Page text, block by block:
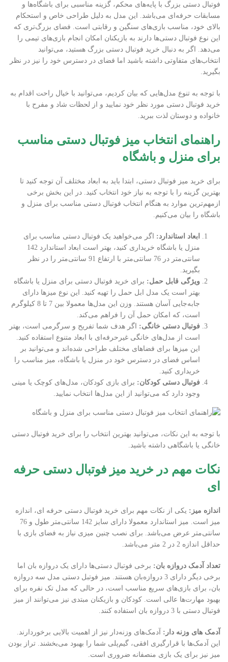
فوتبال دستی بزرگ با پایه‌های محکم، گزینه مناسبی برای باشگاه‌ها و
مسابقات حرفه‌ای می‌باشد. این مدل به دلیل طراحی خاص و استحکام
بالای خود، مناسب بازی‌های سنگین و رقابتی است. فضای بزرگ‌تری که
این نوع فوتبال دستی‌ها دارند به بازیکنان امکان انجام بازی‌های تیمی را
می‌دهد. اگر به دنبال خرید فوتبال دستی بزرگ هستید، می‌توانید
انتخاب‌های متفاوتی داشته باشید اما فضای در دسترس خود را نیز در نظر
بگیرید.
با توجه به تنوع مدل‌هایی که بیان کردیم، می‌توانید با خیال راحت اقدام به
خرید فوتبال دستی مورد نظر خود نمایید و از لحظات شاد و مفرح با
خانواده و دوستان لذت ببرید.
راهنمای انتخاب میز فوتبال دستی مناسب
برای منزل و باشگاه
برای خرید میز فوتبال دستی، ابتدا باید به ابعاد مختلف آن توجه کنید تا
بهترین گزینه را با توجه به نیاز خود انتخاب کنید. در این بخش برخی
ازمهم‌ترین موارد به هنگام انتخاب فوتبال دستی مناسب برای منزل و
باشگاه را بیان می‌کنیم.
ابعاد استاندارد: اگر می‌خواهید یک فوتبال دستی مناسب برای
منزل یا باشگاه خریداری کنید، بهتر است ابعاد استاندارد 142
سانتی‌متر در 76 سانتی‌متر با ارتفاع 91 سانتی‌متر را در نظر
بگیرید.
ویژگی قابل حمل: برای خرید فوتبال دستی برای منزل یا باشگاه
بهتر است یک مدل ابل حمل را تهیه کنید. این نوع میزها دارای
جابه‌جایی آسان هستند. وزن این مدل‌ها معمولا بین 7 تا 8 کیلوگرم
است، که امکان حمل آن را فراهم می‌کند.
فوتبال دستی خانگی: اگر هدف شما تفریح و سرگرمی است، بهتر
است از مدل‌های خانگی غیرحرفه‌ای با ابعاد متنوع استفاده کنید.
این میزها برای فضاهای مختلف طراحی شده‌اند و می‌توانید بر
اساس فضای در دسترس خود در منزل یا باشگاه، میز مناسب را
خریداری کنید.
فوتبال دستی کودکان: برای بازی کودکان، مدل‌های کوچک یا مینی
وجود دارد که می‌توانید از این مدل‌ها انتخاب نمایید.
با توجه به این نکات، می‌توانید بهترین انتخاب را برای خرید فوتبال دستی
خانگی یا باشگاهی داشته باشید.
نکات مهم در خرید میز فوتبال دستی حرفه
ای
اندازه میز: یکی از نکات مهم برای خرید فوتبال دستی حرفه ای، اندازه
میز است. میز استاندارد معمولا دارای سایز 142 سانتی‌متر طول و 76
سانتی‌متر عرض می‌باشد. برای نصب چنین میزی نیاز به فضای بازی با
حداقل اندازه 2 در 2 متر می‌باشد.
تعداد آدمک دروازه بان: برخی فوتبال دستی‌ها دارای یک دروازه بان اما
برخی دیگر دارای 3 دروازه‌بان هستند. میز فوتبل دستی مدل سه دروازه
بان، برای بازی‌های سریع مناسب است، در حالی که مدل تک نفره برای
بهبود مهارت‌ها عالی است. کودکان و بازیکنان مبتدی نیز می‌توانند از میز
فوتبال دستی با 3 دروازه بان استفاده کنند.
آدمک های وزنه دار: آدمک‌های وزنه‌دار نیز از اهمیت بالایی برخوردارند.
این آدمک‌ها با قرارگیری افقی، گیم‌پلی شما را بهبود می‌بخشند. تراز بودن
میز نیز برای یک بازی منصفانه ضروری است.